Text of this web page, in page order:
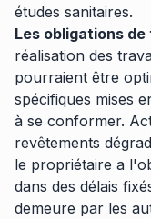
études sanitaires.
Les obligations
réalisation des
pourraient être
spécifiques mises
à se conformer.
revêtements
le propriétaire a
dans des délais
demeure par les